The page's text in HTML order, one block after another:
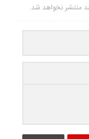
منتشر نخواهد شد.